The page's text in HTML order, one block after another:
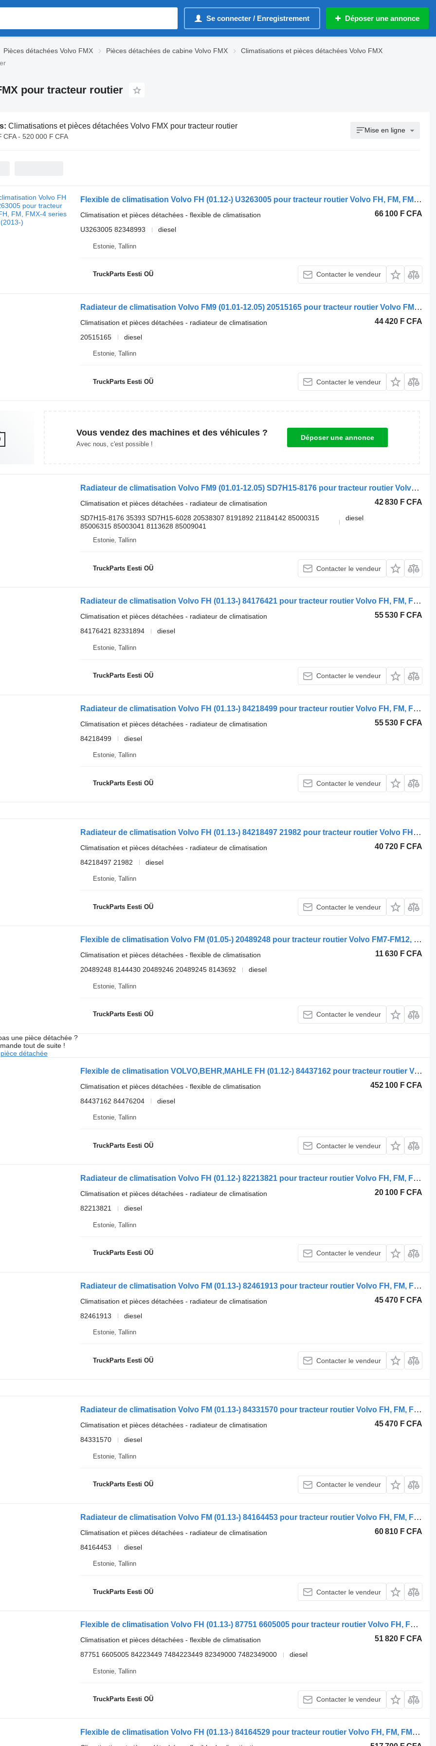
Se connecter / Enregistrement Déposer une annonce
Pièces détachées Volvo FMX Pièces détachées de cabine Volvo FMX
Climatisations et pièces détachées Volvo FMX
pour tracteur routier
Climatisations et pièces détachées Volvo FMX pour tracteur routier
CFA - 520 000 F CFA
Mise en ligne
Flexible de climatisation Volvo FH (01.12-) U3263005 pour tracteur routier Volvo FH, FM, FMX-4 series (2013-)
66 100 F CFA
Climatisation et pièces détachées - flexible de climatisation
U3263005 82348993
diesel
Estonie, Tallinn
TruckParts Eesti OÜ Contacter le vendeur
Radiateur de climatisation Volvo FM9 (01.01-12.05) 20515165 pour tracteur routier Volvo FM7-FM12, FM, FMX (1998-2014)
44 420 F CFA
Climatisation et pièces détachées - radiateur de climatisation
20515165
diesel
Estonie, Tallinn
TruckParts Eesti OÜ Contacter le vendeur
Vous vendez des machines et des véhicules ?
Avec nous, c'est possible !
Déposer une annonce
Radiateur de climatisation Volvo FM9 (01.01-12.05) SD7H15-8176 pour tracteur routier Volvo FM7-FM12, FM, FMX (1998-2014)
42 830 F CFA
Climatisation et pièces détachées - radiateur de climatisation
SD7H15-8176 35393 SD7H15-6028 20538307 8191892 21184142 85000315
85006315 85003041 8113628 85009041
diesel
Estonie, Tallinn
TruckParts Eesti OÜ Contacter le vendeur
Radiateur de climatisation Volvo FH (01.13-) 84176421 pour tracteur routier Volvo FH, FM, FMX-4 series (2013-)
55 530 F CFA
Climatisation et pièces détachées - radiateur de climatisation
84176421 82331894
diesel
Estonie, Tallinn
TruckParts Eesti OÜ Contacter le vendeur
Radiateur de climatisation Volvo FH (01.13-) 84218499 pour tracteur routier Volvo FH, FM, FMX-4 series (2013-)
55 530 F CFA
Climatisation et pièces détachées - radiateur de climatisation
84218499
diesel
Estonie, Tallinn
TruckParts Eesti OÜ Contacter le vendeur
Radiateur de climatisation Volvo FH (01.13-) 84218497 21982 pour tracteur routier Volvo FH, FM, FMX-4 series (2013-)
40 720 F CFA
Climatisation et pièces détachées - radiateur de climatisation
84218497 21982
diesel
Estonie, Tallinn
TruckParts Eesti OÜ Contacter le vendeur
Flexible de climatisation Volvo FM (01.05-) 20489248 pour tracteur routier Volvo FM7-FM12, FM, FMX (1998-2014)
11 630 F CFA
Climatisation et pièces détachées - flexible de climatisation
20489248 8144430 20489246 20489245 8143692
diesel
Estonie, Tallinn
TruckParts Eesti OÜ Contacter le vendeur
une pièce détachée ?
tout de suite !
détachée
Flexible de climatisation VOLVO,BEHR,MAHLE FH (01.12-) 84437162 pour tracteur routier Volvo FH, FM, FMX-4 series (2013-)
452 100 F CFA
Climatisation et pièces détachées - flexible de climatisation
84437162 84476204
diesel
Estonie, Tallinn
TruckParts Eesti OÜ Contacter le vendeur
Radiateur de climatisation Volvo FH (01.12-) 82213821 pour tracteur routier Volvo FH, FM, FMX-4 series (2013-)
20 100 F CFA
Climatisation et pièces détachées - radiateur de climatisation
82213821
diesel
Estonie, Tallinn
TruckParts Eesti OÜ Contacter le vendeur
Radiateur de climatisation Volvo FM (01.13-) 82461913 pour tracteur routier Volvo FH, FM, FMX-4 series (2013-)
45 470 F CFA
Climatisation et pièces détachées - radiateur de climatisation
82461913
diesel
Estonie, Tallinn
TruckParts Eesti OÜ Contacter le vendeur
Radiateur de climatisation Volvo FM (01.13-) 84331570 pour tracteur routier Volvo FH, FM, FMX-4 series (2013-)
45 470 F CFA
Climatisation et pièces détachées - radiateur de climatisation
84331570
diesel
Estonie, Tallinn
TruckParts Eesti OÜ Contacter le vendeur
Radiateur de climatisation Volvo FM (01.13-) 84164453 pour tracteur routier Volvo FH, FM, FMX-4 series (2013-)
60 810 F CFA
Climatisation et pièces détachées - radiateur de climatisation
84164453
diesel
Estonie, Tallinn
TruckParts Eesti OÜ Contacter le vendeur
Flexible de climatisation Volvo FH (01.13-) 87751 6605005 pour tracteur routier Volvo FH, FM, FMX-4 series (2013-)
51 820 F CFA
Climatisation et pièces détachées - flexible de climatisation
87751 6605005 84223449 7484223449 82349000 7482349000
diesel
Estonie, Tallinn
TruckParts Eesti OÜ Contacter le vendeur
Flexible de climatisation Volvo FH (01.13-) 84164529 pour tracteur routier Volvo FH, FM, FMX-4 series (2013-)